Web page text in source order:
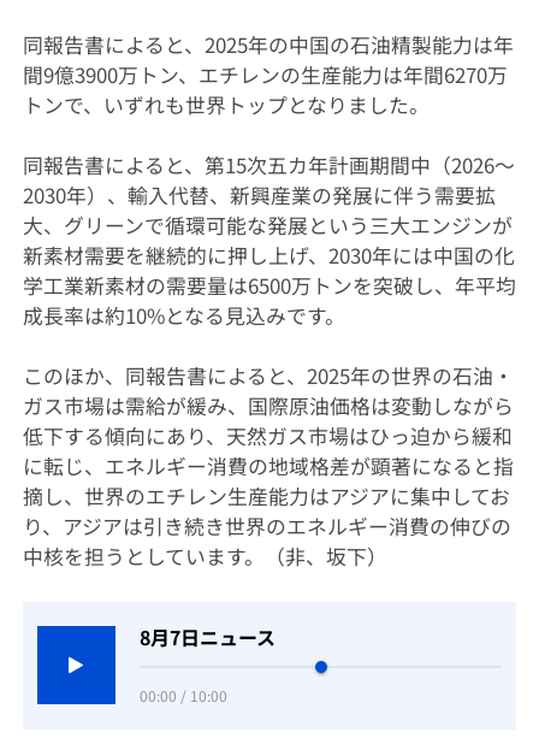
同報告書によると、2025年の中国の石油精製能力は年
間9億3900万トン、エチレンの生産能力は年間6270万
トンで、いずれも世界トップとなりました。
同報告書によると、第15次五カ年計画期間中（2026～
2030年）、輸入代替、新興産業の発展に伴う需要拡
大、グリーンで循環可能な発展という三大エンジンが
新素材需要を継続的に押し上げ、2030年には中国の化
学工業新素材の需要量は6500万トンを突破し、年平均
成長率は約10%となる見込みです。
このほか、同報告書によると、2025年の世界の石油・
ガス市場は需給が緩み、国際原油価格は変動しながら
低下する傾向にあり、天然ガス市場はひっ迫から緩和
に転じ、エネルギー消費の地域格差が顕著になると指
摘し、世界のエチレン生産能力はアジアに集中してお
り、アジアは引き続き世界のエネルギー消費の伸びの
中核を担うとしています。（非、坂下）
8月7日ニュース
00:00 / 10:00